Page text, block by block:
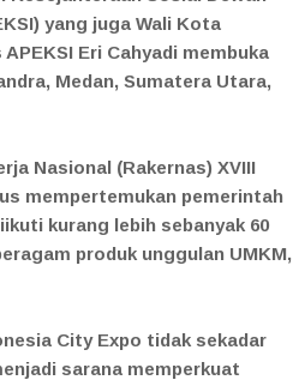
yang juga Wali Kota
Eri Cahyadi membuka
Medan, Sumatera Utara,
Nasional (Rakernas) XVIII
mempertemukan pemerintah
kurang lebih sebanyak 60
produk unggulan UMKM,
City Expo tidak sekadar
sarana memperkuat